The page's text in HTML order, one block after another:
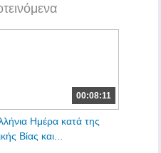
00:08:11
Ημέρα κατά της
Βίας και...